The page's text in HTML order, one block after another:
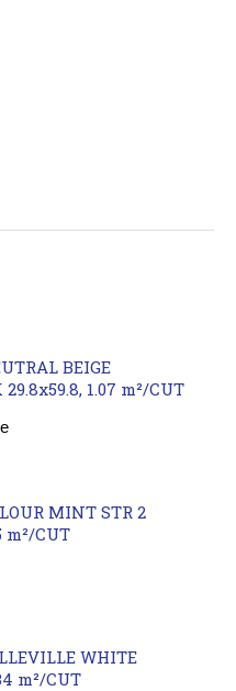
BEIGE
29.8x59.8, 1.07 m²/CUT
MINT STR 2
m²/CUT
WHITE
m²/CUT